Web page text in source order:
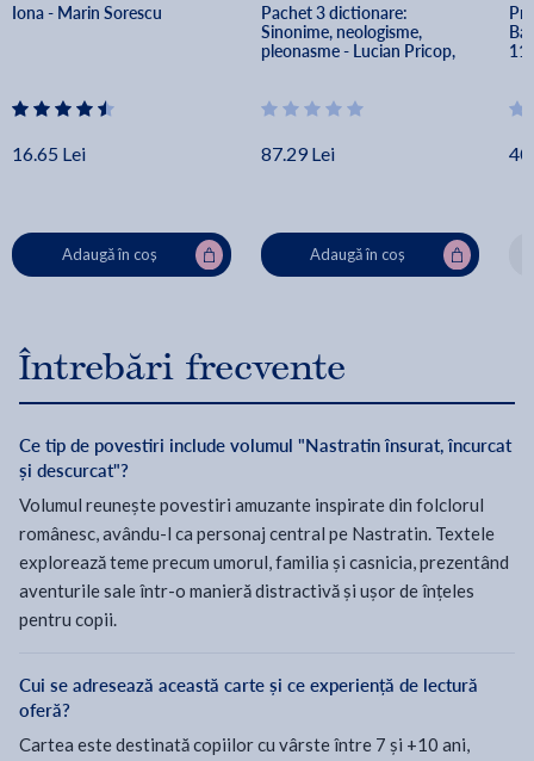
Iona - Marin Sorescu
16.65 Lei
Adaugă în coș
Pachet 3 dictionare:
Sinonime, neologisme,
pleonasme - Lucian Pricop,
87.29 Lei
Adaugă în coș
11
Întrebări frecvente
Ce tip de povestiri include volumul "Nastratin însurat, încurcat
și descurcat"?
Volumul reunește povestiri amuzante inspirate din folclorul
românesc, avându-l ca personaj central pe Nastratin. Textele
explorează teme precum umorul, familia și casnicia, prezentând
aventurile sale într-o manieră distractivă și ușor de înțeles
pentru copii.
Cui se adresează această carte și ce experiență de lectură
oferă?
Cartea este destinată copiilor cu vârste între 7 și +10 ani,